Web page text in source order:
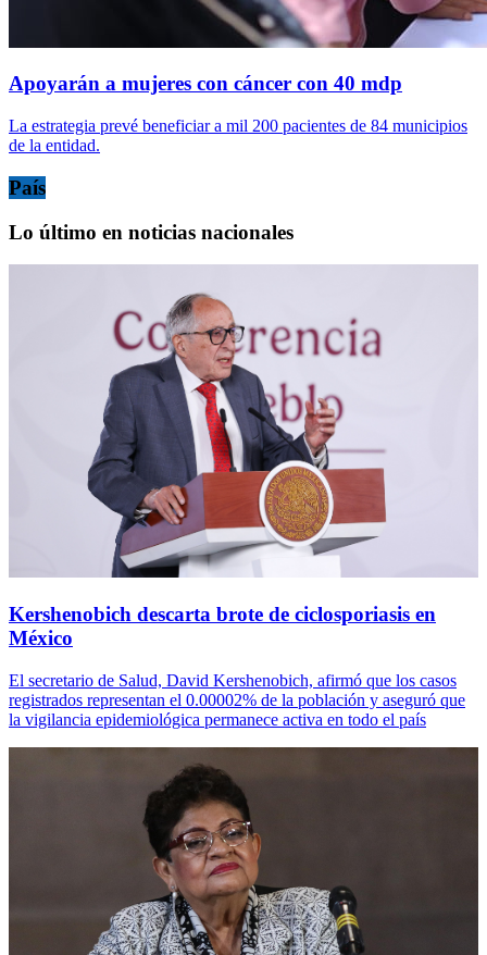
Apoyarán a mujeres con cáncer con 40 mdp
La estrategia prevé beneficiar a mil 200 pacientes de 84 municipios
de la entidad.
País
Lo último en noticias nacionales
Kershenobich descarta brote de ciclosporiasis en
México
El secretario de Salud, David Kershenobich, afirmó que los casos
registrados representan el 0.00002% de la población y aseguró que
la vigilancia epidemiológica permanece activa en todo el país